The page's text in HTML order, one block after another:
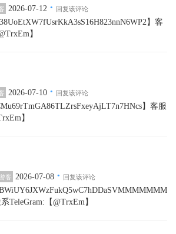
2026-07-12 · 回复该评论
】客
】
2026-07-10 · 回复该评论
】客服
】
客 2026-07-08 · 回复该评论
TeleGram:【@TrxEm】